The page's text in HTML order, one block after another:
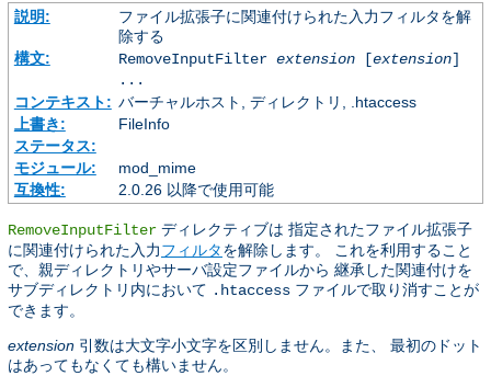
説明:
ファイル拡張子に関連付けられた入力フィルタを解
除する
構文:
RemoveInputFilter extension[extension]
...
コンテキスト: バーチャルホスト, ディレクトリ, .htaccess
上書き:
FileInfo
ステータス:
モジュール:
mod_mime
互換性:
2.0.26 以降で使用可能
RemoveInputFilter ディレクティブは 指定されたファイル拡張子
に関連付けられた入力フィルタを解除します。 これを利用すること
で、親ディレクトリやサーバ設定ファイルから 継承した関連付けを
サブディレクトリ内において .htaccess ファイルで取り消すことが
できます。
extension 引数は大文字小文字を区別しません。また、 最初のドット
はあってもなくても構いません。